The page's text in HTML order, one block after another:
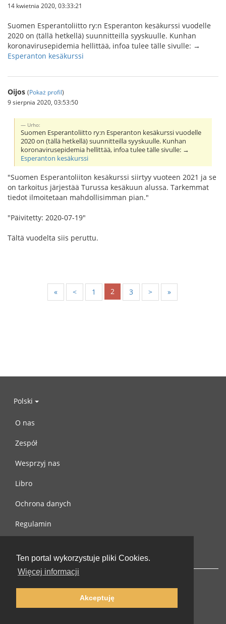
Ten portal wykorzystuje pliki Cookies.
Więcej informacji
Akceptuję
14 kwietnia 2020, 03:33:21
Suomen Esperantoliitto ry:n Esperanton kesäkurssi vuodelle
2020 on (tällä hetkellä) suunnitteilla syyskuulle. Kunhan
koronavirusepidemia hellittää, infoa tulee tälle sivulle: →
Esperanton kesäkurssi
Oijos (Pokaż profil)
9 sierpnia 2020, 03:53:50
Urho:
Suomen Esperantoliitto ry:n Esperanton kesäkurssi vuodelle
2020 on (tällä hetkellä) suunnitteilla syyskuulle. Kunhan
koronavirusepidemia hellittää, infoa tulee tälle sivulle: →
Esperanton kesäkurssi
"Suomen Esperantoliiton kesäkurssi siirtyy vuoteen 2021 ja se
on tarkoitus järjestää Turussa kesäkuun alussa. Tarkemmat
tiedot ilmoitetaan mahdollisimman pian."
"Päivitetty: 2020-07-19"
Tältä vuodelta siis peruttu.
« < 1 2 3 > »
Polski
O nas
Zespół
Wesprzyj nas
Libro
Ochrona danych
Regulamin
© 2002-2026 lernu.net |Impressum